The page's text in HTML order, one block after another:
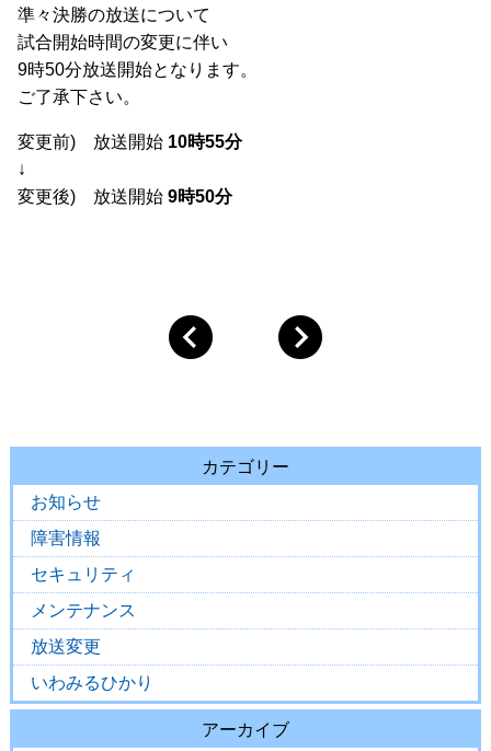
準々決勝の放送について
試合開始時間の変更に伴い
9時50分放送開始となります。
ご了承下さい。
変更前) 放送開始 10時55分
↓
変更後) 放送開始 9時50分
カテゴリー
お知らせ
障害情報
セキュリティ
メンテナンス
放送変更
いわみるひかり
アーカイブ